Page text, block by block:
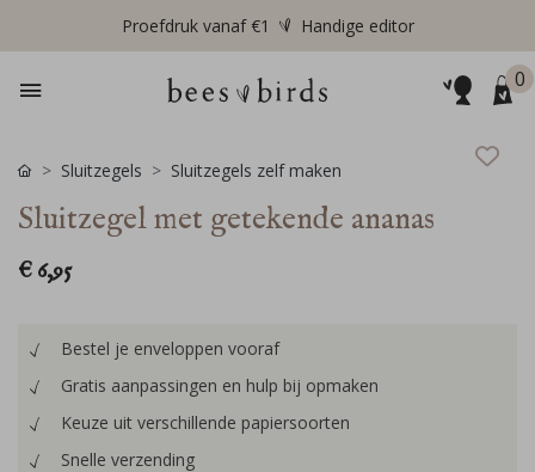
Proefdruk vanaf €1 Handige editor
0
Sluitzegels Sluitzegels zelf maken
Sluitzegel met getekende ananas
€ 6,95
Bestel je enveloppen vooraf
Gratis aanpassingen en hulp bij opmaken
Keuze uit verschillende papiersoorten
Snelle verzending